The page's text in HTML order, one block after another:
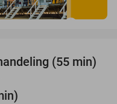
63%
(55 min)